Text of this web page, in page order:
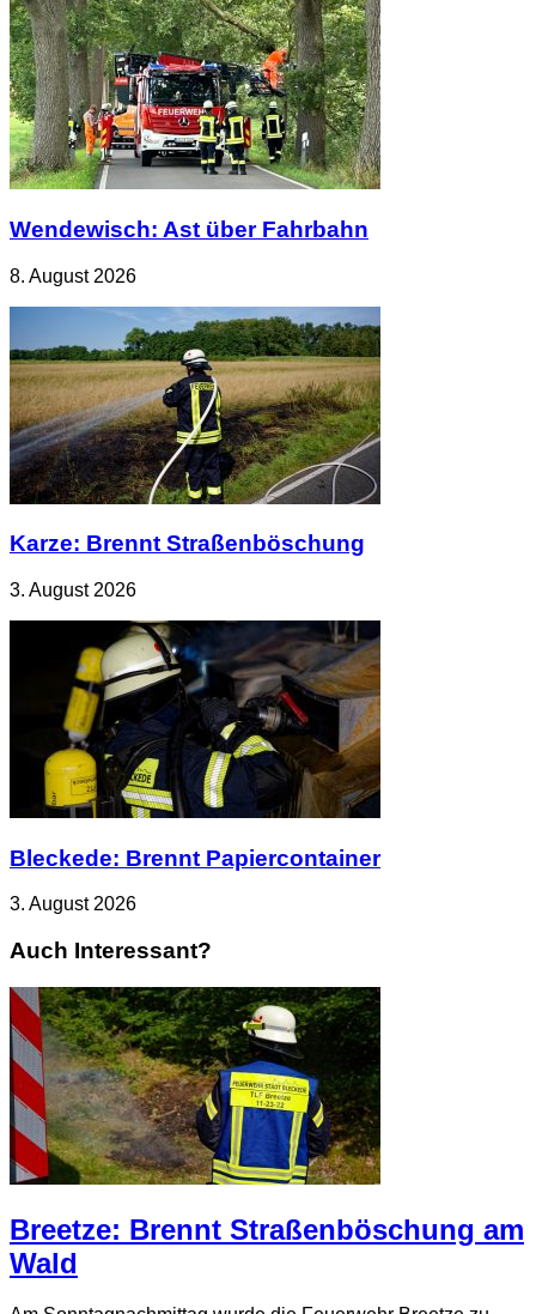
Wendewisch: Ast über Fahrbahn
8. August 2026
Karze: Brennt Straßenböschung
3. August 2026
Bleckede: Brennt Papiercontainer
3. August 2026
Auch Interessant?
Breetze: Brennt Straßenböschung am
Wald